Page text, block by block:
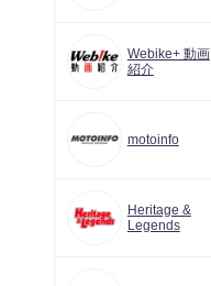
Webike+ 動画
紹介
motoinfo
Heritage &
Legends